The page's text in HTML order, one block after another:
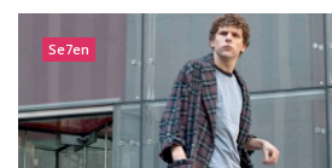
Se7en